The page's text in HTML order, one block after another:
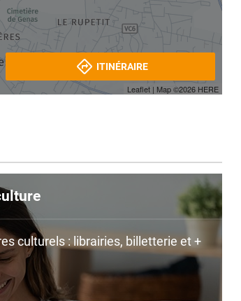
Leaflet | Map ©2026 HERE
ITINÉRAIRE
culturels : librairies, billetterie et +